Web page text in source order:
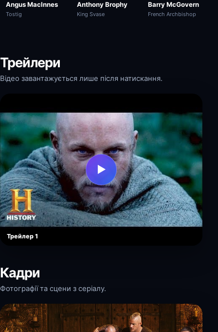
Angus MacInnes
Tostig
Anthony Brophy
King Svase
Barry McGovern
French Archbishop
Трейлери
Відео завантажується лише після натискання.
▶
Трейлер 1
Кадри
Фотографії та сцени з серіалу.